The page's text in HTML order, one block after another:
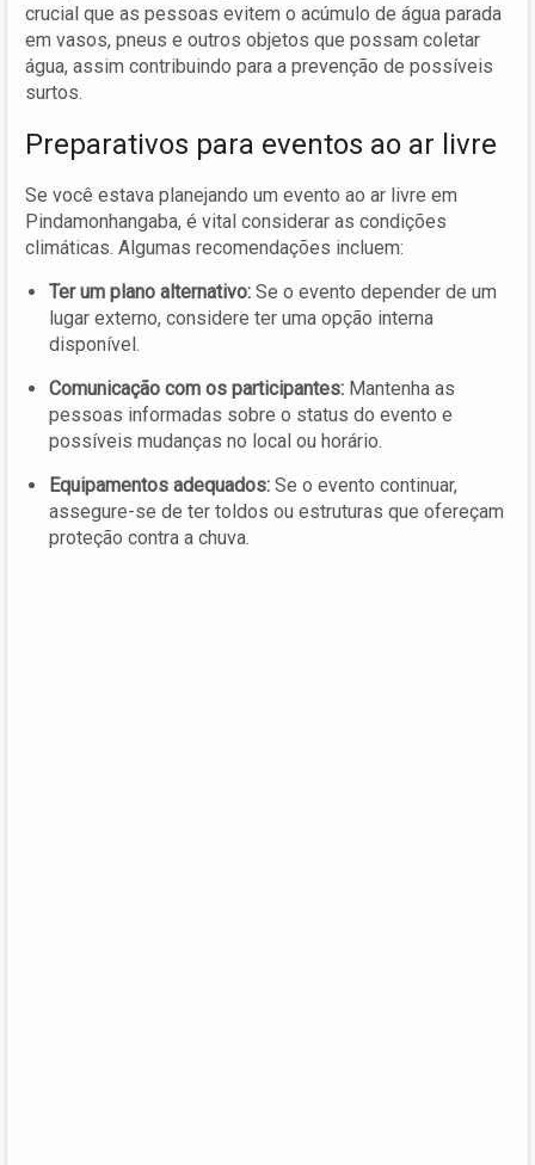
crucial que as pessoas evitem o acúmulo de água parada
em vasos, pneus e outros objetos que possam coletar
água, assim contribuindo para a prevenção de possíveis
surtos.
Preparativos para eventos ao ar livre
Se você estava planejando um evento ao ar livre em
Pindamonhangaba, é vital considerar as condições
climáticas. Algumas recomendações incluem:
Ter um plano alternativo: Se o evento depender de um
lugar externo, considere ter uma opção interna
disponível.
Comunicação com os participantes: Mantenha as
pessoas informadas sobre o status do evento e
possíveis mudanças no local ou horário.
Equipamentos adequados: Se o evento continuar,
assegure-se de ter toldos ou estruturas que ofereçam
proteção contra a chuva.